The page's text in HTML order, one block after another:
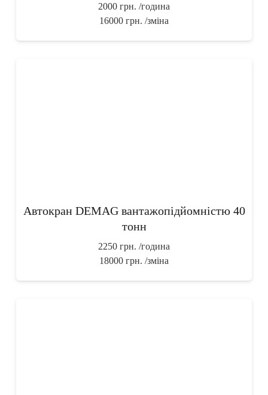
2000 грн. /година
16000 грн. /зміна
Автокран DEMAG вантажопідйомністю 40
тонн
2250 грн. /година
18000 грн. /зміна